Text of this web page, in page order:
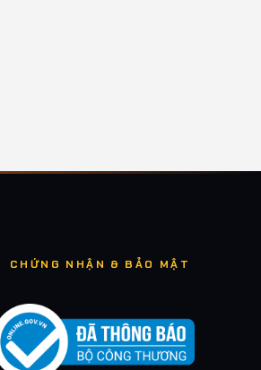
CHỨNG NHẬN & BẢO MẬT